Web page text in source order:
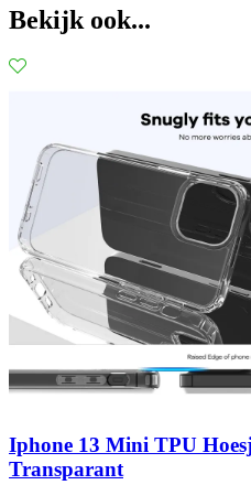
Bekijk ook...
Iphone 13 Mini TPU
Transparant